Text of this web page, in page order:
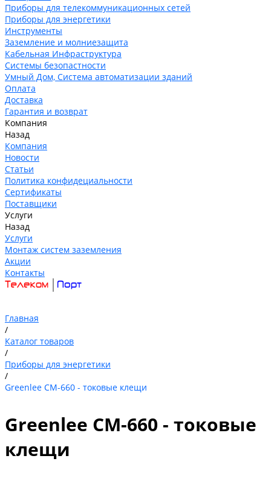
Приборы для телекоммуникационных сетей
Приборы для энергетики
Инструменты
Заземление и молниезащита
Кабельная Инфраструктура
Системы безопастности
Умный Дом, Система автоматизации зданий
Оплата
Доставка
Гарантия и возврат
Компания
Назад
Компания
Новости
Статьи
Политика конфидециальности
Сертификаты
Поставщики
Услуги
Назад
Услуги
Монтаж систем заземления
Акции
Контакты
Главная
/
Каталог товаров
/
Приборы для энергетики
/
Greenlee CM-660 - токовые клещи
Greenlee CM-660 - токовые
клещи